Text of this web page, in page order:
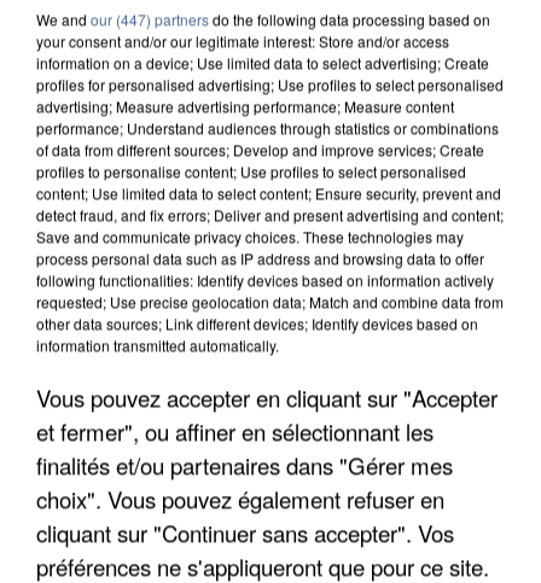
INTERPELLÉ EN ALGÉRIE
We and our (447) partnersdo the following data processing based on
your consent and/or our legitimate interest: Store and/or access
information on a device; Use limited data to select advertising; Create
profiles for personalised advertising; Use profiles to select personalised
advertising; Measure advertising performance; Measure content
performance; Understand audiences through statistics or combinations
of data from different sources; Develop and improve services; Create
profiles to personalise content; Use profiles to select personalised
content; Use limited data to select content; Ensure security, prevent and
detect fraud, and fix errors; Deliver and present advertising and content;
Save and communicate privacy choices. These technologies may
process personal data such as IP address and browsing data to offer
following functionalities: Identify devices based on information actively
requested; Use precise geolocation data; Match and combine data from
other data sources; Link different devices; Identify devices based on
information transmitted automatically.
Vous pouvez accepter en cliquant sur "Accepter
et fermer", ou affiner en sélectionnant les
finalités et/ou partenaires dans "Gérer mes
choix". Vous pouvez également refuser en
cliquant sur "Continuer sans accepter". Vos
préférences ne s'appliqueront que pour ce site.